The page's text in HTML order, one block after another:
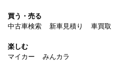
買う・売る
中古車検索
新車見積り 車買取
楽しむ
マイカー
みんカラ